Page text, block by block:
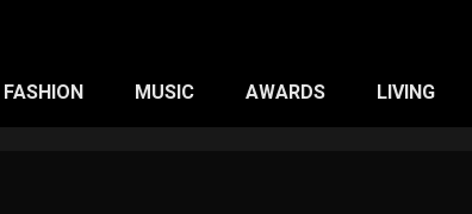
FASHION MUSIC AWARDS LIVING